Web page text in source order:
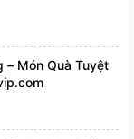
– Món Quà Tuyệt